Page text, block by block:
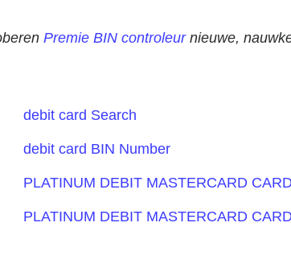
Premie BIN controleurnieuwe,
debit card Search
debit card BIN Number
PLATINUM DEBIT MASTERCARD
PLATINUM DEBIT MASTERCARD